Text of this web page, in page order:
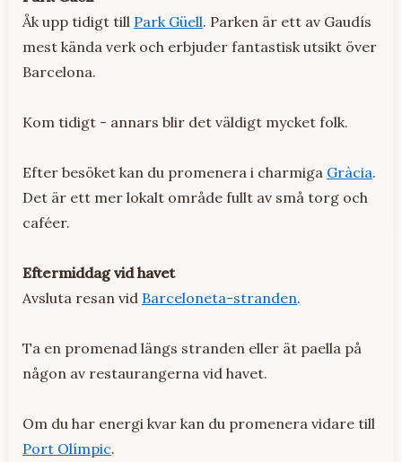
Åk upp tidigt till Park Güell. Parken är ett av Gaudís
mest kända verk och erbjuder fantastisk utsikt över
Barcelona.
Kom tidigt - annars blir det väldigt mycket folk.
Efter besöket kan du promenera i charmiga Gràcia.
Det är ett mer lokalt område fullt av små torg och
caféer.
Eftermiddag vid havet
Avsluta resan vid Barceloneta-stranden.
Ta en promenad längs stranden eller ät paella på
någon av restaurangerna vid havet.
Om du har energi kvar kan du promenera vidare till
Port Olímpic.